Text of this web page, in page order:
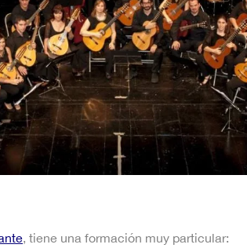
, tiene una formación muy particular: